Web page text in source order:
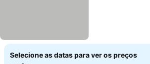
Selecione as datas para ver os preços